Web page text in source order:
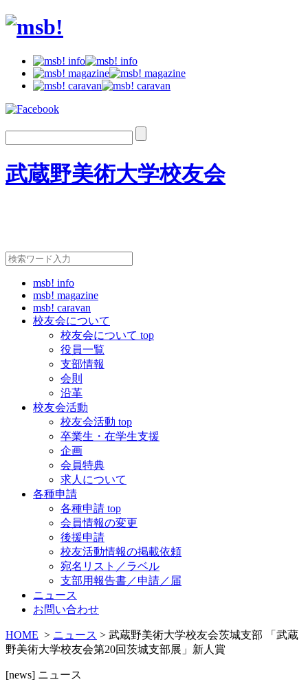
武蔵野美術大学校友会
msb! info
msb! magazine
msb! caravan
校友会について
校友会について top
役員一覧
支部情報
会則
沿革
校友会活動
校友会活動 top
卒業生・在学生支援
企画
会員特典
求人について
各種申請
各種申請 top
会員情報の変更
後援申請
校友活動情報の掲載依頼
宛名リスト／ラベル
支部用報告書／申請／届
ニュース
お問い合わせ
HOME > ニュース > 武蔵野美術大学校友会茨城支部 「武蔵
野美術大学校友会第20回茨城支部展」新人賞
[news] ニュース